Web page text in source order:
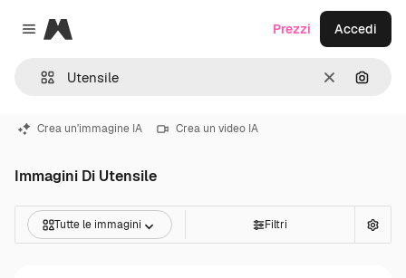
Close menu
Magnific
CancellaCerca
Prezzi Accedi
Crea un'immagine IA Crea un video IA
Immagini Di Utensile
Tutte le immagini Filtri